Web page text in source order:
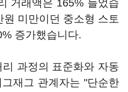
거래액은 165% 늘었습
미만이던 중소형 스토
증가했습니다.
과정의 표준화와 자동
재그 관계자는 "단순한